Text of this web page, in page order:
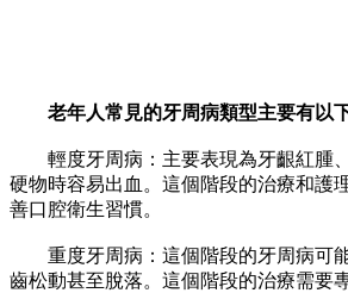
老年人常見的牙周病類型主要有以下
輕度牙周病：主要表現為牙齦紅腫
硬物時容易出血。這個階段的治療和護
善口腔衛生習慣。
重度牙周病：這個階段的牙周病可
齒松動甚至脫落。這個階段的治療需要